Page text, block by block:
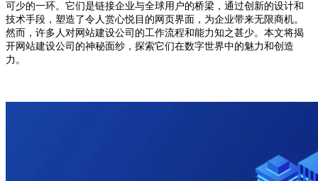
可少的一环。它们是链接企业与全球用户的桥梁，通过创新的设计和
技术手段，塑造了令人赏心悦目的网页界面，为企业带来无限商机。
然而，许多人对网站建设公司的工作流程和能力知之甚少。本文将揭
开网站建设公司的神秘面纱，探索它们在数字世界中的魅力和创造
力。